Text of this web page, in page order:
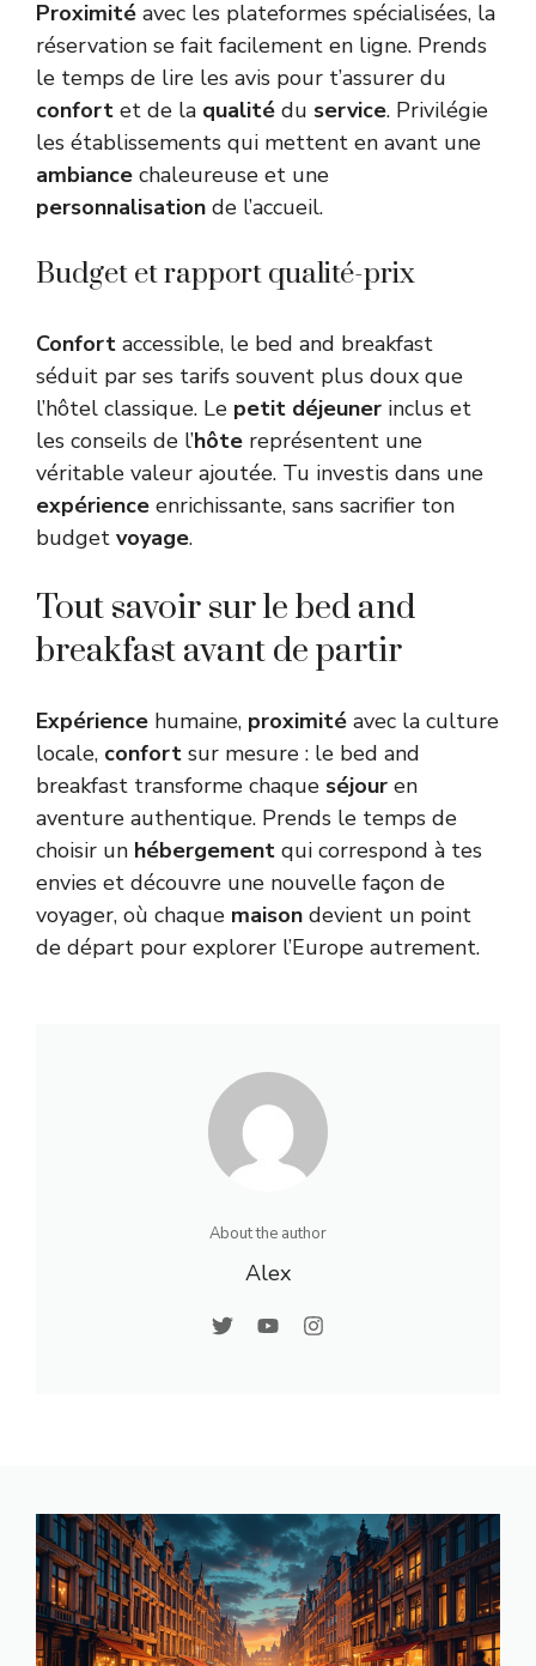
Proximité avec les plateformes spécialisées, la
réservation se fait facilement en ligne. Prends
le temps de lire les avis pour t’assurer du
confort et de la qualité du service. Privilégie
les établissements qui mettent en avant une
ambiance chaleureuse et une
personnalisation de l’accueil.
Budget et rapport qualité-prix
Confort accessible, le bed and breakfast
séduit par ses tarifs souvent plus doux que
l’hôtel classique. Le petit déjeuner inclus et
les conseils de l’hôte représentent une
véritable valeur ajoutée. Tu investis dans une
expérience enrichissante, sans sacrifier ton
budget voyage.
Tout savoir sur le bed and
breakfast avant de partir
Expérience humaine, proximité avec la culture
locale, confort sur mesure : le bed and
breakfast transforme chaque séjour en
aventure authentique. Prends le temps de
choisir un hébergement qui correspond à tes
envies et découvre une nouvelle façon de
voyager, où chaque maison devient un point
de départ pour explorer l’Europe autrement.
About the author
Alex